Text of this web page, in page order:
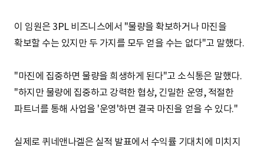
이 임원은 3PL 비즈니스에서 "물량을 확보하거나 마진을
확보할 수는 있지만 두 가지를 모두 얻을 수는 없다"고 말했다.
"마진에 집중하면 물량을 희생하게 된다"고 소식통은 말했다.
"하지만 물량에 집중하고 강력한 협상, 긴밀한 운영, 적절한
파트너를 통해 사업을 '운영'하면 결국 마진을 얻을 수 있다."
실제로 퀴네앤나겔은 실적 발표에서 수익률 기대치에 미치지